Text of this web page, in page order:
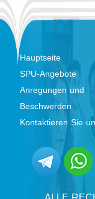
Hauptseite
SPU-Angebote
Anregungen und
Beschwerden
Kontaktieren Sie